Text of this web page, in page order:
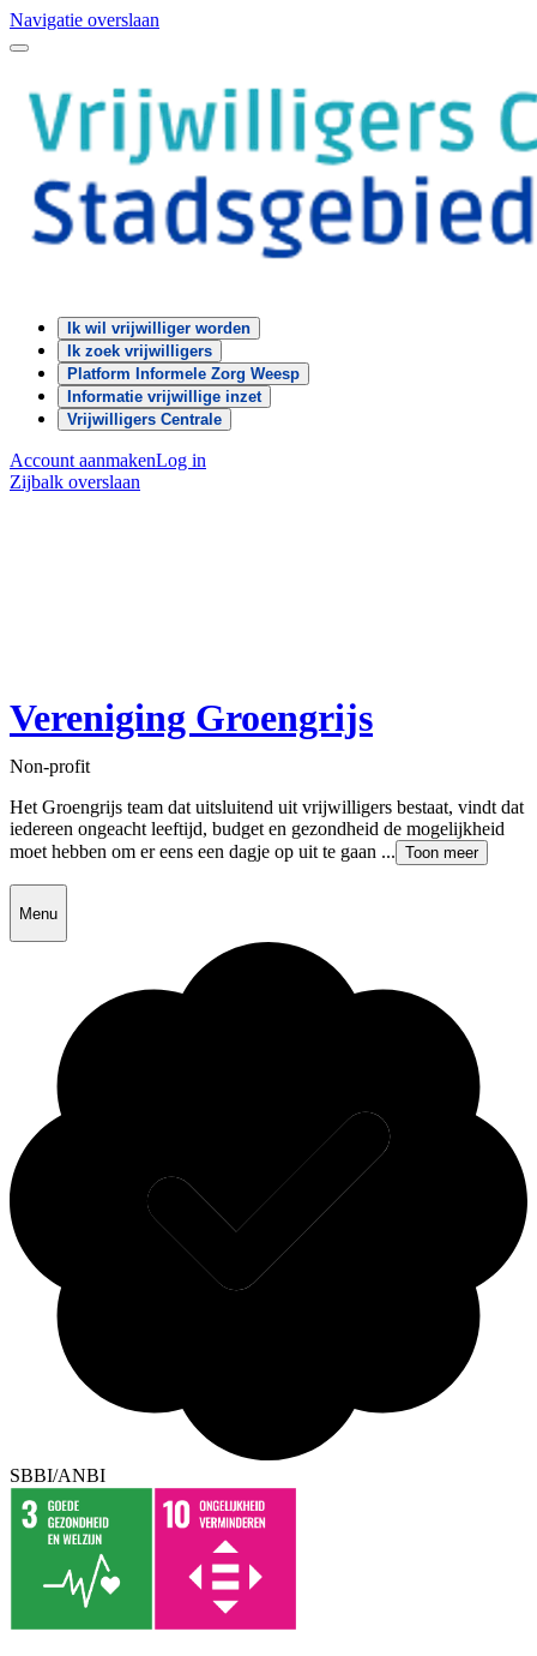
Navigatie overslaan
Ik wil vrijwilliger worden
Ik zoek vrijwilligers
Platform Informele Zorg Weesp
Informatie vrijwillige inzet
Vrijwilligers Centrale
Account aanmakenLog in
Zijbalk overslaan
Vereniging Groengrijs
Non-profit
Het Groengrijs team dat uitsluitend uit vrijwilligers bestaat, vindt dat
iedereen ongeacht leeftijd, budget en gezondheid de mogelijkheid
moet hebben om er eens een dagje op uit te gaan ... Toon meer
Menu
SBBI/ANBI